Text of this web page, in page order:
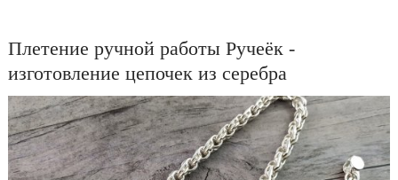
Плетение ручной работы Ручеёк -
изготовление цепочек из серебра